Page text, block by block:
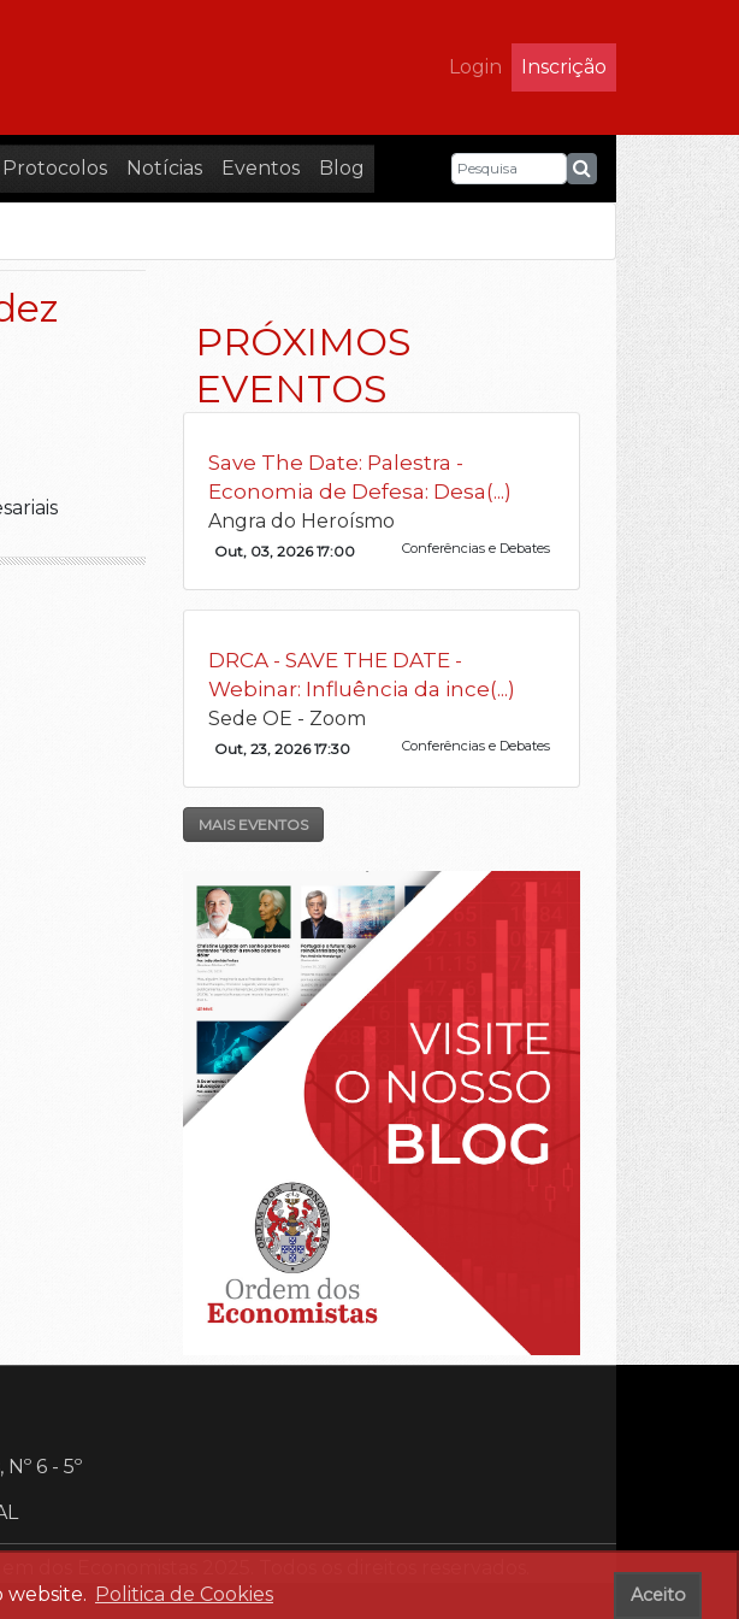
website. Politica de Cookies Aceito
Login Inscrição
Protocolos Notícias Eventos Blog
PRÓXIMOS
EVENTOS
Save The Date: Palestra -
Economia de Defesa: Desa(...)
Angra do Heroísmo
Out, 03, 2026 17:00 Conferências e Debates
DRCA - SAVE THE DATE -
Webinar: Influência da ince(...)
Sede OE - Zoom
Out, 23, 2026 17:30 Conferências e Debates
MAIS EVENTOS
6 - 5º